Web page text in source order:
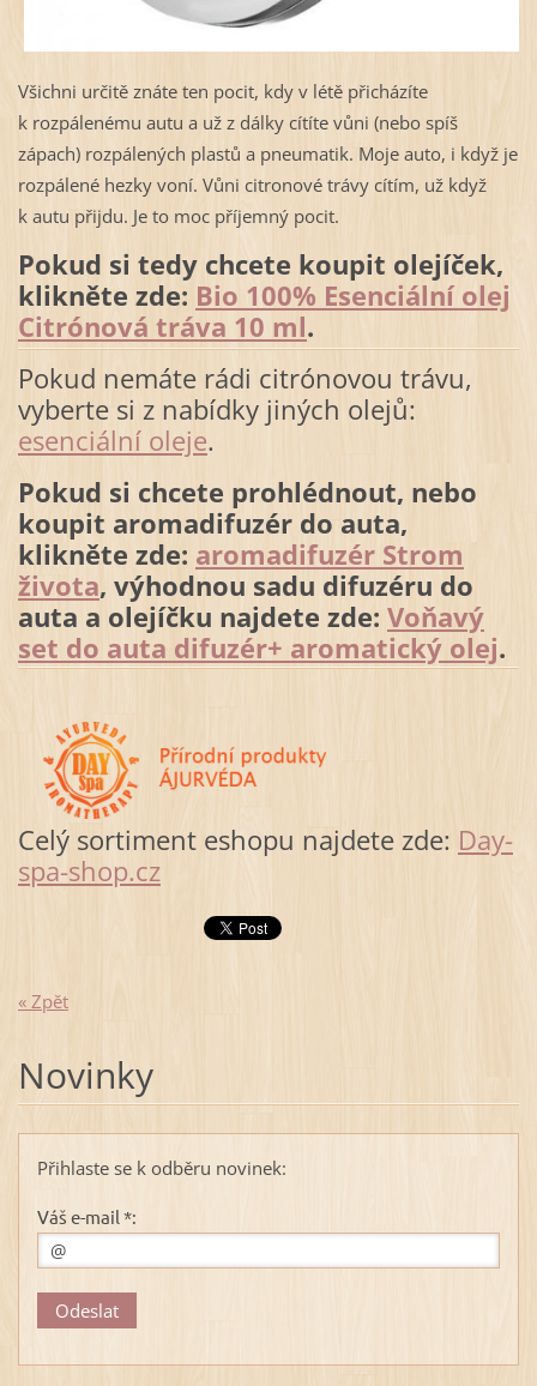
Všichni určitě znáte ten pocit, kdy v létě přicházíte
k rozpálenému autu a už z dálky cítíte vůni (nebo spíš
zápach) rozpálených plastů a pneumatik. Moje auto, i když je
rozpálené hezky voní. Vůni citronové trávy cítím, už když
k autu přijdu. Je to moc příjemný pocit.
Pokud si tedy chcete koupit olejíček,
klikněte zde: Bio 100% Esenciální olej
Citrónová tráva 10 ml.
Pokud nemáte rádi citrónovou trávu,
vyberte si z nabídky jiných olejů:
esenciální oleje.
Pokud si chcete prohlédnout, nebo
koupit aromadifuzér do auta,
klikněte zde: aromadifuzér Strom
života, výhodnou sadu difuzéru do
auta a olejíčku najdete zde: Voňavý
set do auta difuzér+ aromatický olej.
Celý sortiment eshopu najdete zde: Day-
spa-shop.cz
« Zpět
Novinky
Přihlaste se k odběru novinek:
Váš e-mail *: